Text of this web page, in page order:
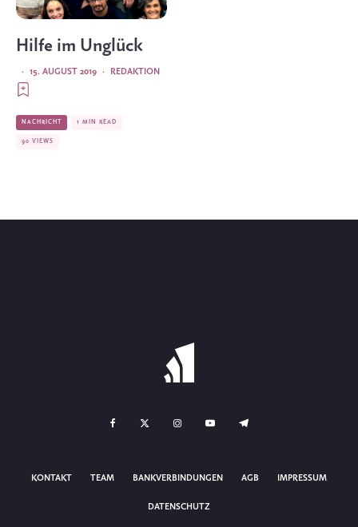
Hilfe im Unglück
REDAKTION
·
15. AUGUST 2019
·
NACHRICHT 1 MIN READ
90 VIEWS
KONTAKT TEAM BANKVERBINDUNGEN AGB IMPRESSUM
DATENSCHUTZ